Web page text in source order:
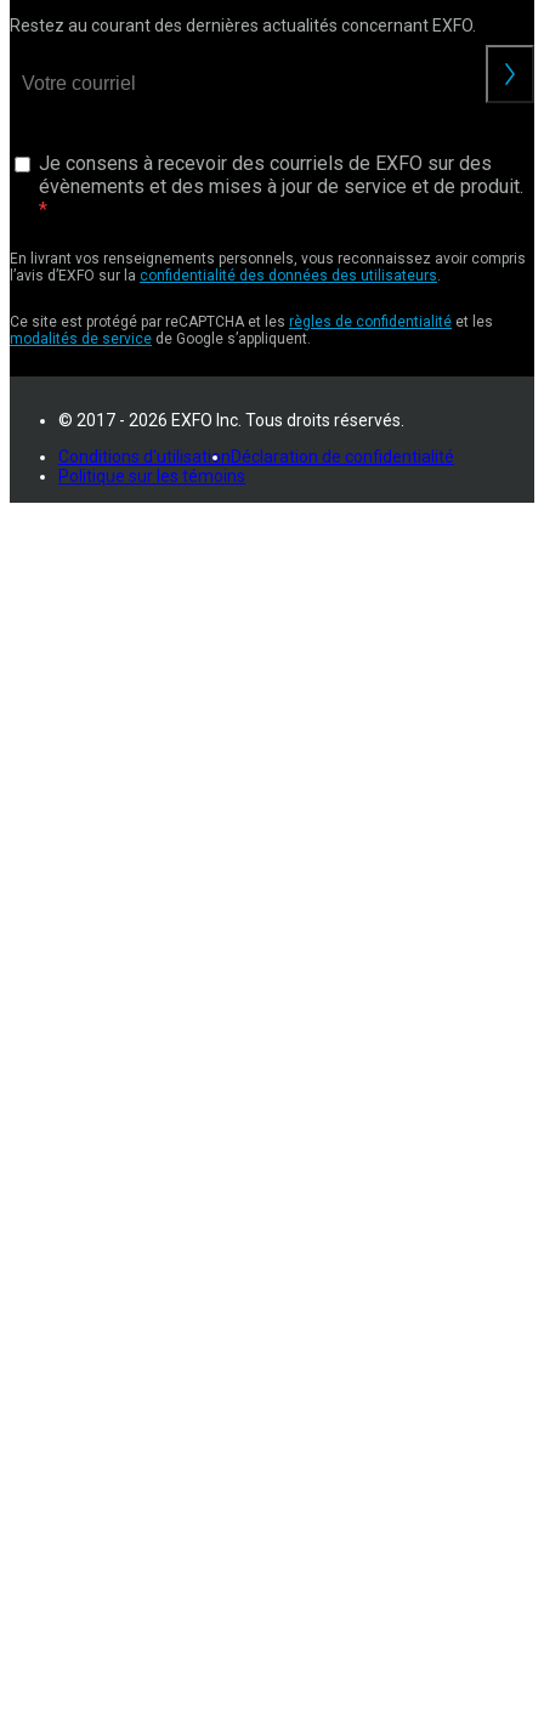
Restez au courant des dernières actualités concernant EXFO.
Je consens à recevoir des courriels de EXFO sur des
évènements et des mises à jour de service et de produit.
En livrant vos renseignements personnels, vous reconnaissez avoir compris
l’avis d’EXFO sur la confidentialité des données des utilisateurs
Ce site est protégé par reCAPTCHA et les règles de confidentialité et les
modalités de service de Google s’appliquent.
© 2017 - 2026 EXFO Inc. Tous droits réservés.
Conditions d'utilisationDéclaration de confidentialité
Politique sur les témoins